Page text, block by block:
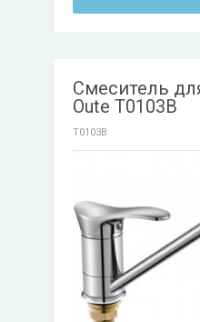
Смеситель
Oute T0103B
T0103B